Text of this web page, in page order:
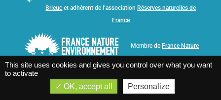
Brieuc et adhérent de l’association Réserves naturelles de
France
Membre de France Nature
This site uses cookies and gives you control over what you want
to activate
OK, accept all
Personalize